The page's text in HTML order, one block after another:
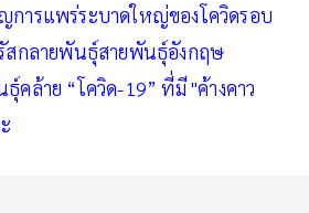
การแพร่ระบาดใหญ่ของโควิดรอบ
สกลายพันธุ์สายพันธุ์อังกฤษ
คล้าย “โควิด-19” ที่มี "ค้างคาว